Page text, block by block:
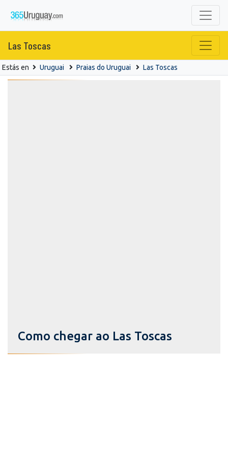
Las Toscas
Estás en Uruguai Praias do Uruguai Las Toscas
Como chegar ao Las Toscas